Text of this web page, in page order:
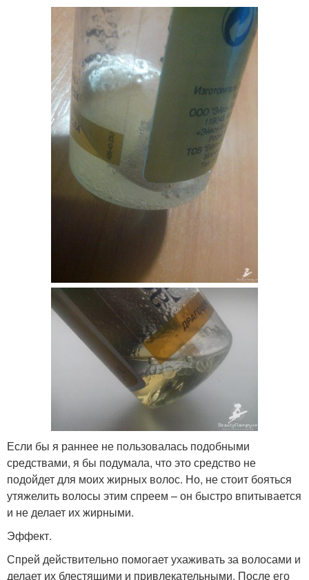
Если бы я раннее не пользовалась подобными
средствами, я бы подумала, что это средство не
подойдет для моих жирных волос. Но, не стоит бояться
утяжелить волосы этим спреем – он быстро впитывается
и не делает их жирными.
Эффект.
Спрей действительно помогает ухаживать за волосами и
делает их блестящими и привлекательными. После его